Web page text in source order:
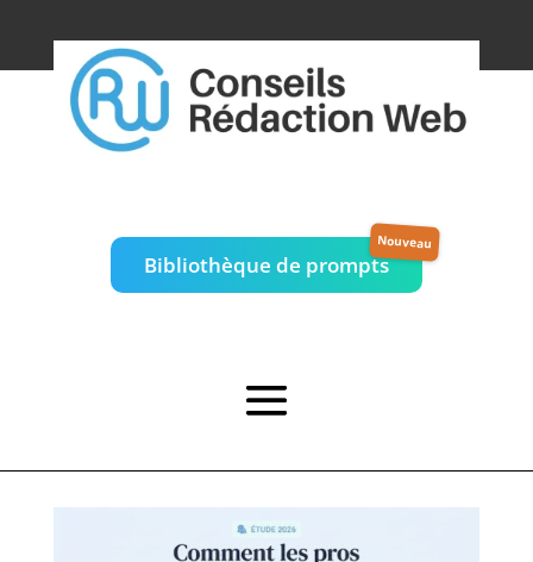
Bibliothèque de prompts